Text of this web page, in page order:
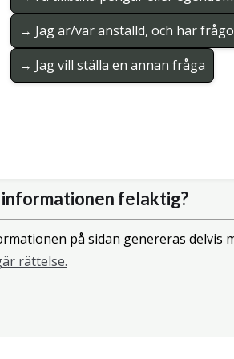
→ Jag är/var anställd, och har
→ Jag vill ställa en annan fråga
felaktig?
på sidan genereras delvis
rättelse.